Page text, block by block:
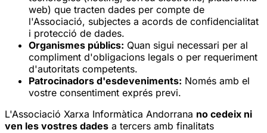
web) que tracten dades per compte de
l'Associació, subjectes a acords de confidencialitat
i protecció de dades.
Organismes públics: Quan sigui necessari per al
compliment d'obligacions legals o per requeriment
d'autoritats competents.
Patrocinadors d'esdeveniments: Només amb el
vostre consentiment exprés previ.
L'Associació Xarxa Informàtica Andorrana no cedeix ni
ven les vostres dades a tercers amb finalitats